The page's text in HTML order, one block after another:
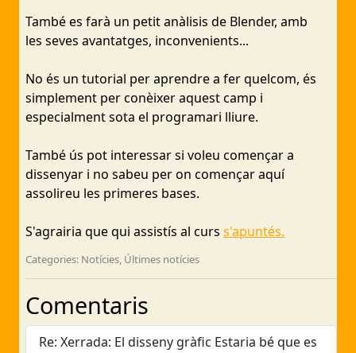
També es farà un petit anàlisis de Blender, amb
les seves avantatges, inconvenients...
No és un tutorial per aprendre a fer quelcom, és
simplement per conèixer aquest camp i
especialment sota el programari lliure.
També ús pot interessar si voleu començar a
dissenyar i no sabeu per on començar aquí
assolireu les primeres bases.
S'agrairia que qui assistís al curs s'apuntés.
Categories: Notícies, Últimes notícies
Comentaris
Re: Xerrada: El disseny gràfic Estaria bé que es